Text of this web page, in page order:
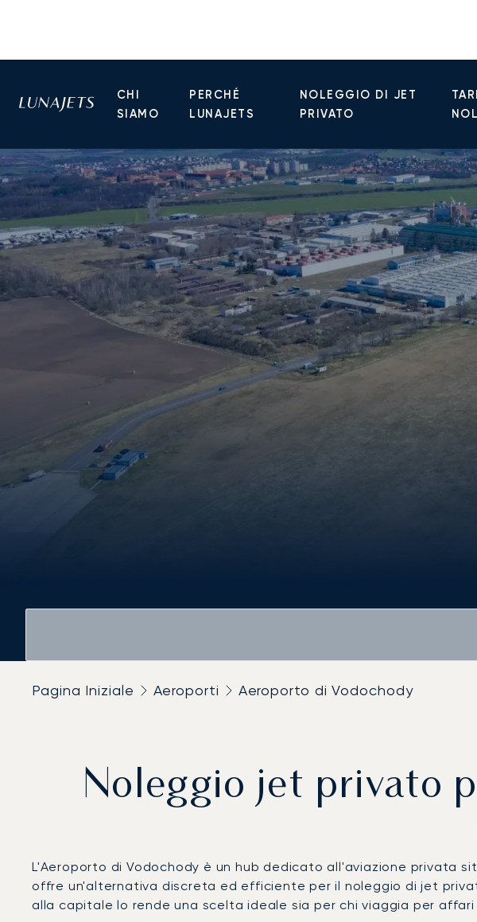
CHI
SIAMO
PERCHÉ
LUNAJETS
NOLEGGIO DI JET
PRIVATO
Pagina Iniziale Aeroporti Aeroporto di Vodochody
Noleggio jet privato
L'Aeroporto di Vodochody è un hub dedicato all'aviazione privata
offre un'alternativa discreta ed efficiente per il noleggio di jet
alla capitale lo rende una scelta ideale sia per chi viaggia per